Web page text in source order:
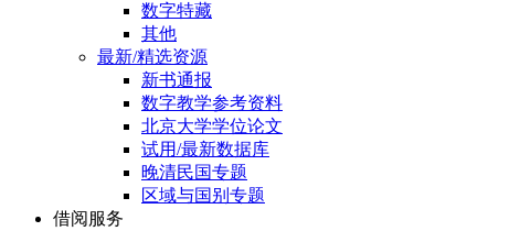
数字特藏
其他
最新/精选资源
新书通报
数字教学参考资料
北京大学学位论文
试用/最新数据库
晚清民国专题
区域与国别专题
借阅服务